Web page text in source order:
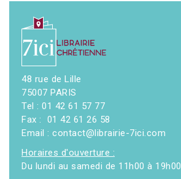
48 rue de Lille
75007 PARIS
Tel : 01 42 61 57 77
Fax : 01 42 61 26 58
Email : contact@librairie-7ici.com
Horaires d'ouverture :
Du lundi au samedi de 11h00 à 19h00